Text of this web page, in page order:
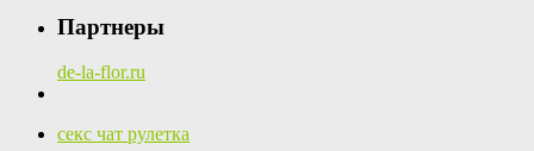
Партнеры
de-la-flor.ru
секс чат рулетка